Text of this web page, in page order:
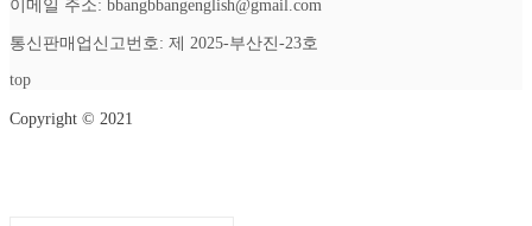
이메일 주소: bbangbbangenglish@gmail.com
통신판매업신고번호: 제 2025-부산진-23호
top
Copyright © 2021